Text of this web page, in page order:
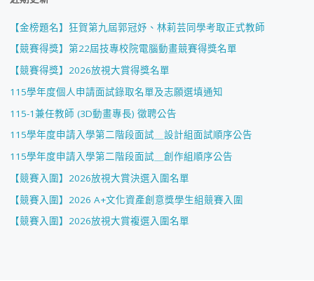
【金榜題名】狂賀第九屆郭冠妤、林莉芸同學考取正式教師
【競賽得獎】第22屆技專校院電腦動畫競賽得獎名單
【競賽得獎】2026放視大賞得獎名單
115學年度個人申請面試錄取名單及志願選填通知
115-1兼任教師 (3D動畫專長) 徵聘公告
115學年度申請入學第二階段面試＿設計組面試順序公告
115學年度申請入學第二階段面試＿創作組順序公告
【競賽入圍】2026放視大賞決選入圍名單
【競賽入圍】2026 A+文化資產創意獎學生組競賽入圍
【競賽入圍】2026放視大賞複選入圍名單